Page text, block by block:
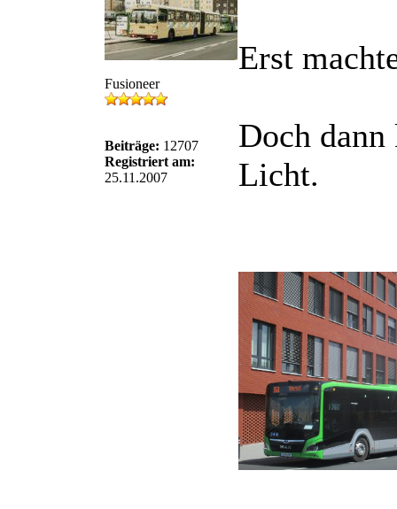
Fusioneer
Beiträge: 12707
Registriert am:
25.11.2007
Erst
Doch
Licht.